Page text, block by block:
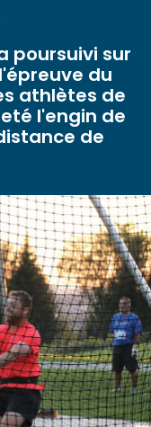
poursuivi sur
du
athlètes de
l'engin de
de